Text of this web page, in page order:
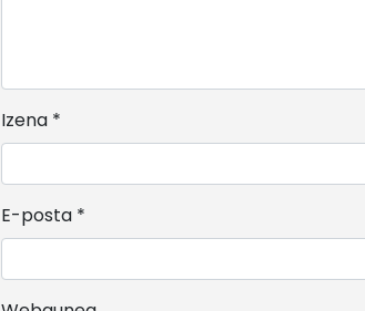
Izena *
E-posta *